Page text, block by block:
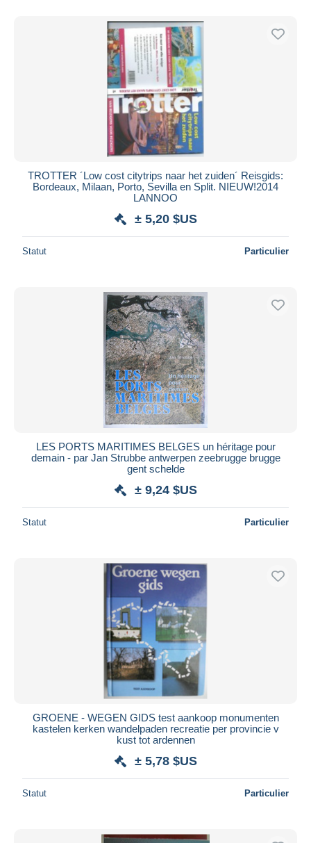
TROTTER ´Low cost citytrips naar het zuiden´ Reisgids:
Bordeaux, Milaan, Porto, Sevilla en Split. NIEUW!2014
LANNOO
± 5,20 $US
Statut Particulier
LES PORTS MARITIMES BELGES un héritage pour
demain - par Jan Strubbe antwerpen zeebrugge brugge
gent schelde
± 9,24 $US
Statut Particulier
GROENE - WEGEN GIDS test aankoop monumenten
kastelen kerken wandelpaden recreatie per provincie v
kust tot ardennen
± 5,78 $US
Statut Particulier